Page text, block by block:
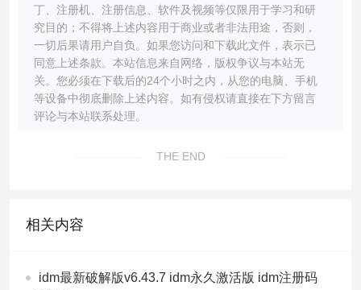
丁、注册机、注册信息、软件及视频等仅限用于学习和研
究目的；不得将上述内容用于商业或者非法用途，否则，
一切后果请用户自负。如果您访问和下载此文件，表示已
同意上述条款。本站信息来自网络，版权争议与本站无
关。您必须在下载后的24个小时之内，从您的电脑、手机
等设备中彻底删除上述内容。如有侵权请直接在下方留言
评论与本站联系处理。
THE END
相关内容
idm最新破解版v6.43.7 idm永久激活版 idm注册码